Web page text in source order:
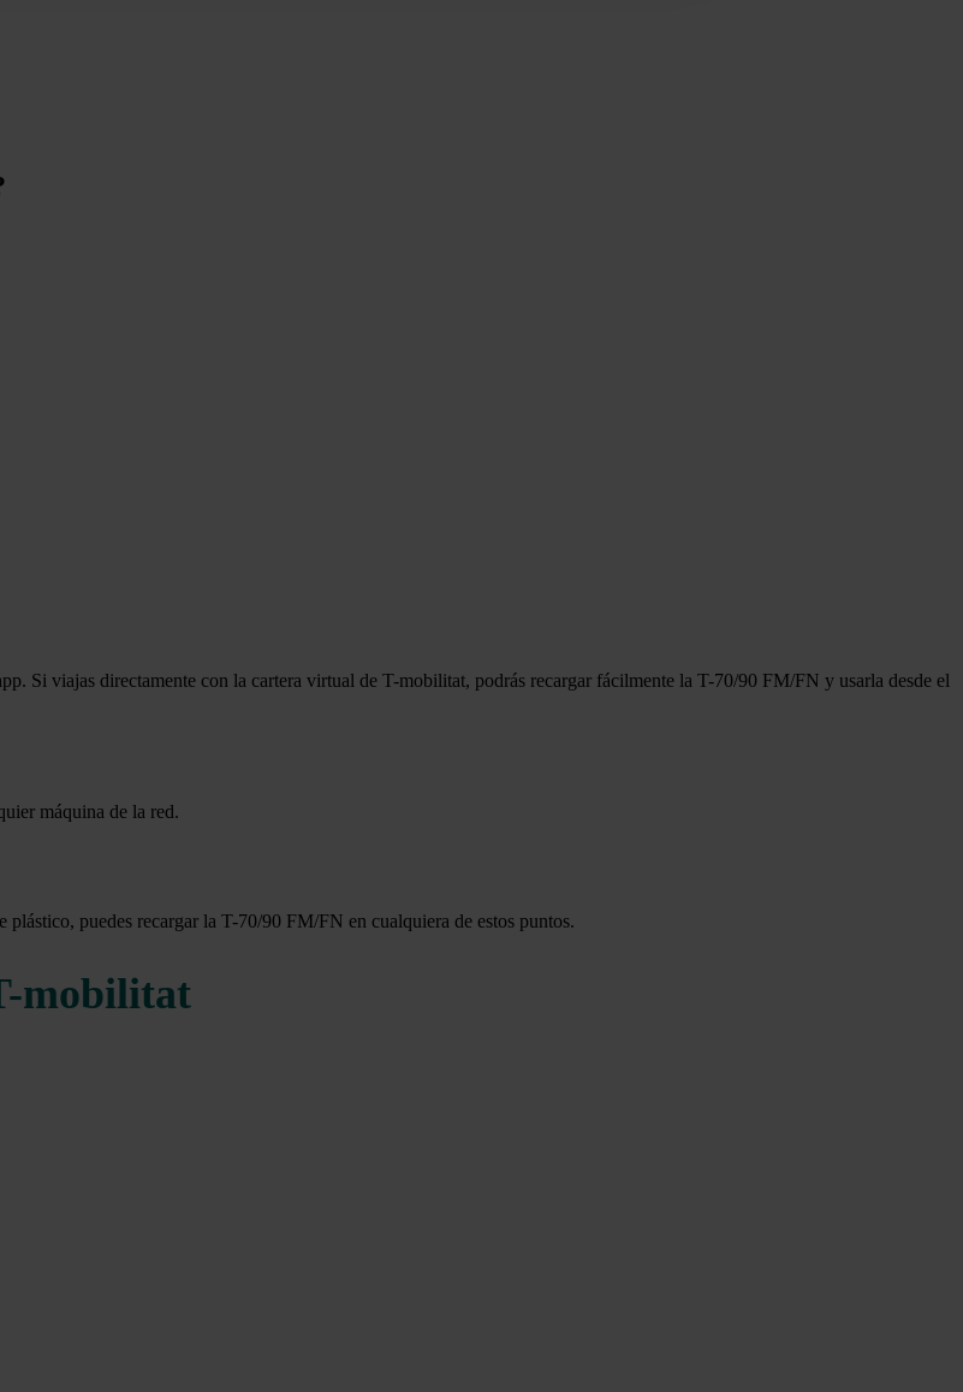
Si viajas directamente con la cartera virtual de T-mobilitat, podrás recargar fácilmente la T-70/90 FM/FN y usarla desde el
máquina de la red.
puedes recargar la T-70/90 FM/FN en cualquiera de estos puntos.
mobilitat